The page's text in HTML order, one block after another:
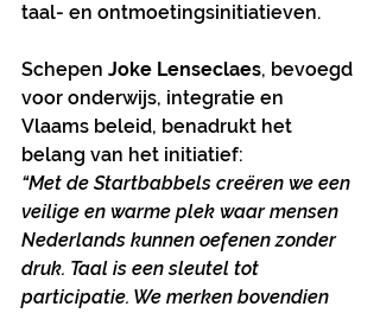
taal- en ontmoetingsinitiatieven.
Schepen Joke Lenseclaes, bevoegd
voor onderwijs, integratie en
Vlaams beleid, benadrukt het
belang van het initiatief:
“Met de Startbabbels creëren we een
veilige en warme plek waar mensen
Nederlands kunnen oefenen zonder
druk. Taal is een sleutel tot
participatie. We merken bovendien